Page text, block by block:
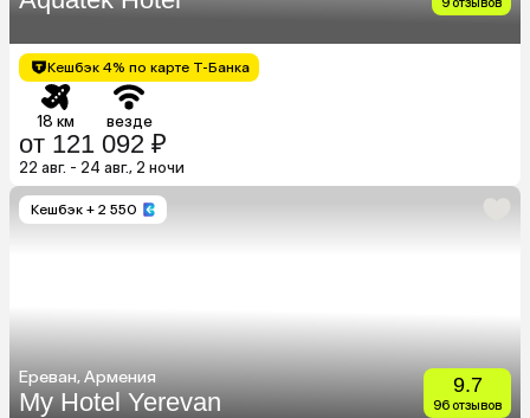
Кешбэк 4% по карте Т-Банка
18 км везде
от 121 092 ₽
22 авг. - 24 авг., 2 ночи
Кешбэк + 2 550
Ереван, Армения
My Hotel Yerevan
9.7
96 отзывов